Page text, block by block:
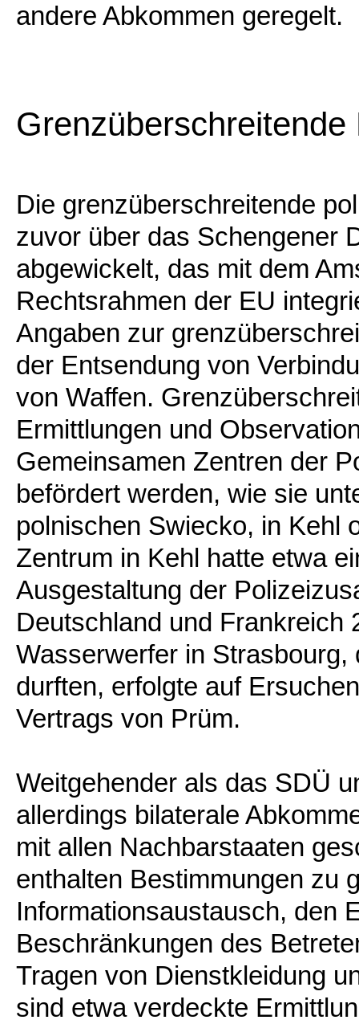
andere Abkommen geregelt.
Grenzüberschreitende
Die grenzüberschreitende
zuvor über das Schengener
abgewickelt, das mit dem
Rechtsrahmen der EU
Angaben zur
der Entsendung von
von Waffen.
Ermittlungen und
Gemeinsamen Zentren der
befördert werden, wie sie
polnischen Swiecko, in Kehl
Zentrum in Kehl hatte etwa
Ausgestaltung der
Deutschland und Frankreich
Wasserwerfer in
durften, erfolgte auf
Vertrags von Prüm.
Weitgehender als das SDÜ
allerdings bilaterale
mit allen Nachbarstaaten
enthalten Bestimmungen zu
Informationsaustausch, den
Beschränkungen des
Tragen von Dienstkleidung
sind etwa verdeckte